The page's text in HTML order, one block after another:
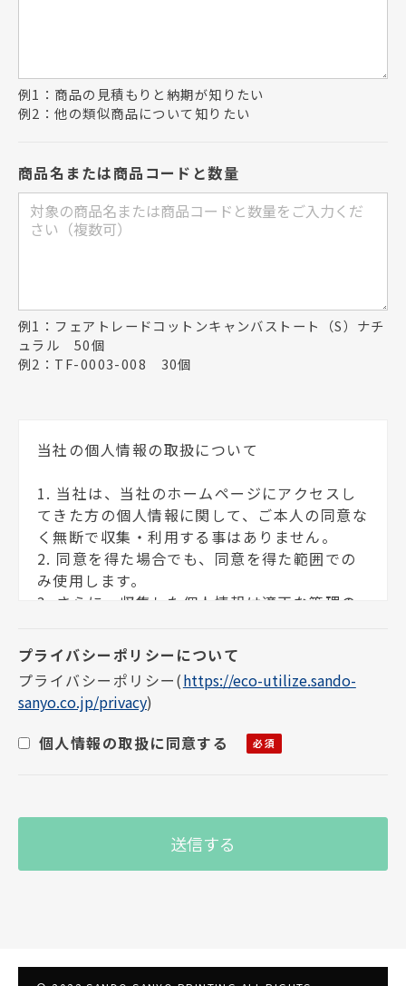
例1：商品の見積もりと納期が知りたい
例2：他の類似商品について知りたい
商品名または商品コードと数量
例1：フェアトレードコットンキャンバストート（S）ナチ
ュラル 50個
例2：TF-0003-008 30個
当社の個人情報の取扱について
1. 当社は、当社のホームページにアクセスし
てきた方の個人情報に関して、ご本人の同意な
く無断で収集・利用する事はありません。
2. 同意を得た場合でも、同意を得た範囲での
み使用します。
3. さらに、収集した個人情報は適正な管理の
個人情報の利用目的について
お客様の個人情報は下記の目的に使用させて
いただきます。下記の目的以外で個人情報を使
用する場合は、改めて目的をお知らせし、お
は、弊社が提供するサービスがお受けできな
くなる場合がございます。
個人情報の第三者提供及び委託について
プライバシーポリシー(https://eco-utilize.sando-
sanyo.co.jp/privacy)
個人情報の取扱に同意する